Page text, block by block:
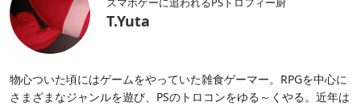
T.Yuta
物心ついた頃にはゲームをやっていた雑食ゲーマー。RPGを中心に
さまざまなジャンルを遊び、PSのトロコンをゆる～くやる。近年は